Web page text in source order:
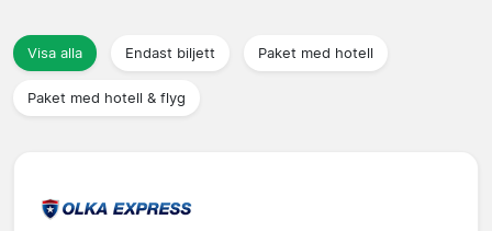
Resebyråer
Visa alla Endast biljett Paket med hotell
Paket med hotell & flyg